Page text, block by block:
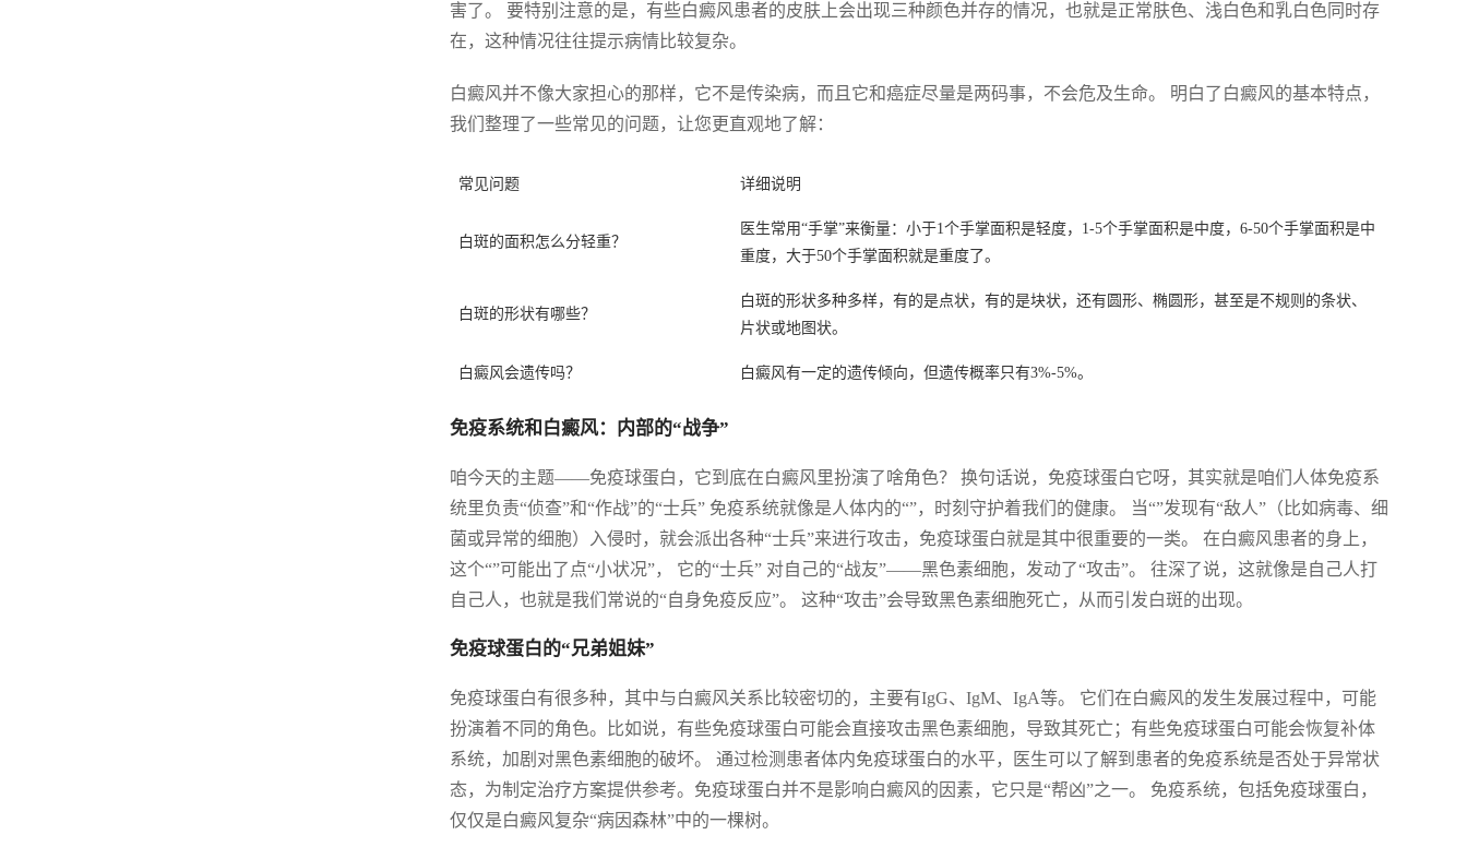
害了。 要特别注意的是，有些白癜风患者的皮肤上会出现三种颜色并存的情况，也就是正常肤色、浅白色和乳白色同时存
在，这种情况往往提示病情比较复杂。
白癜风并不像大家担心的那样，它不是传染病，而且它和癌症尽量是两码事，不会危及生命。 明白了白癜风的基本特点，
我们整理了一些常见的问题，让您更直观地了解：
常见问题 详细说明
白斑的面积怎么分轻重？
医生常用“手掌”来衡量：小于1个手掌面积是轻度，1-5个手掌面积是中度，6-50个手掌面积是中
重度，大于50个手掌面积就是重度了。
白斑的形状有哪些？
白斑的形状多种多样，有的是点状，有的是块状，还有圆形、椭圆形，甚至是不规则的条状、
片状或地图状。
白癜风会遗传吗？ 白癜风有一定的遗传倾向，但遗传概率只有3%-5%。
免疫系统和白癜风：内部的“战争”
咱今天的主题——免疫球蛋白，它到底在白癜风里扮演了啥角色？ 换句话说，免疫球蛋白它呀，其实就是咱们人体免疫系
统里负责“侦查”和“作战”的“士兵” 免疫系统就像是人体内的“”，时刻守护着我们的健康。 当“”发现有“敌人”（比如病毒、细
菌或异常的细胞）入侵时，就会派出各种“士兵”来进行攻击，免疫球蛋白就是其中很重要的一类。 在白癜风患者的身上，
这个“”可能出了点“小状况”， 它的“士兵” 对自己的“战友”——黑色素细胞，发动了“攻击”。 往深了说，这就像是自己人打
自己人，也就是我们常说的“自身免疫反应”。 这种“攻击”会导致黑色素细胞死亡，从而引发白斑的出现。
免疫球蛋白的“兄弟姐妹”
免疫球蛋白有很多种，其中与白癜风关系比较密切的，主要有IgG、IgM、IgA等。 它们在白癜风的发生发展过程中，可能
扮演着不同的角色。比如说，有些免疫球蛋白可能会直接攻击黑色素细胞，导致其死亡；有些免疫球蛋白可能会恢复补体
系统，加剧对黑色素细胞的破坏。 通过检测患者体内免疫球蛋白的水平，医生可以了解到患者的免疫系统是否处于异常状
态，为制定治疗方案提供参考。免疫球蛋白并不是影响白癜风的因素，它只是“帮凶”之一。 免疫系统，包括免疫球蛋白，
仅仅是白癜风复杂“病因森林”中的一棵树。